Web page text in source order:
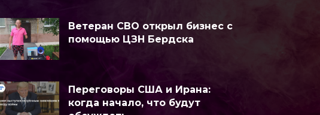
Ветеран СВО открыл бизнес с
помощью ЦЗН Бердска
Переговоры США и Ирана:
когда начало, что будут